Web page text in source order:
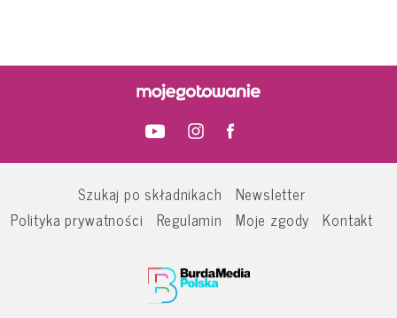
Szukaj po składnikach
Newsletter
Polityka prywatności
Regulamin Moje zgody Kontakt